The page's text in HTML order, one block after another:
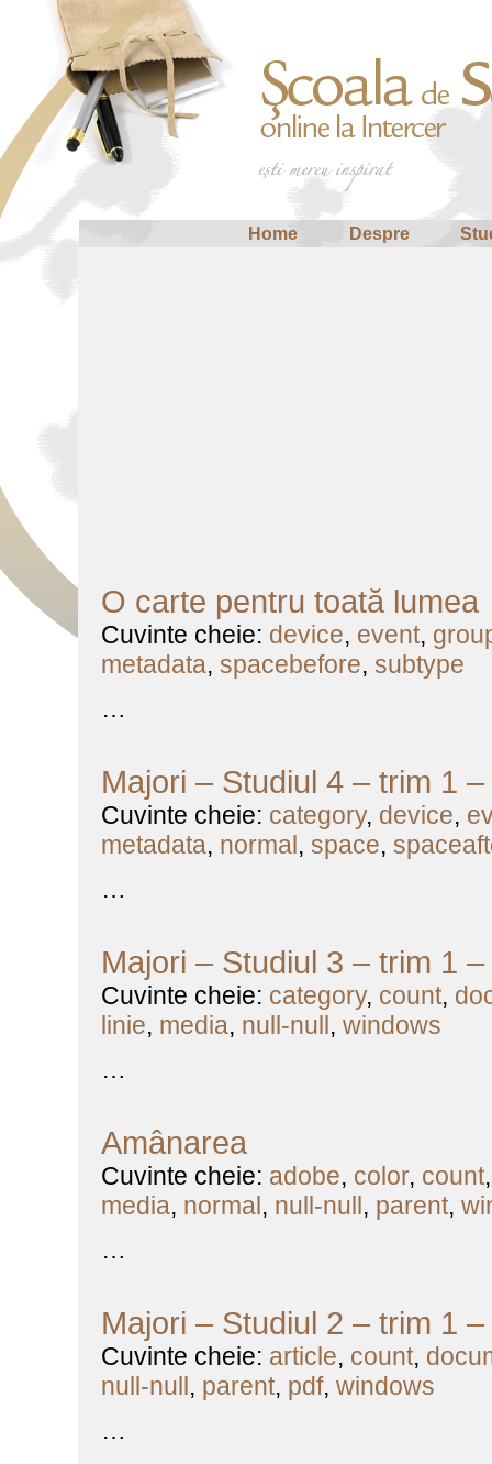
Despre
Home
O carte pentru toată lumea
Cuvinte cheie: device, event,
metadata, spacebefore, subtype
…
Majori – Studiul 4 – trim 1
Cuvinte cheie: category, device,
metadata, normal, space,
…
Majori – Studiul 3 – trim 1
Cuvinte cheie: category, count,
linie, media, null-null, windows
…
Amânarea
Cuvinte cheie: adobe, color, count
media, normal, null-null, parent,
…
Majori – Studiul 2 – trim 1
Cuvinte cheie: article, count,
null-null, parent, pdf, windows
…